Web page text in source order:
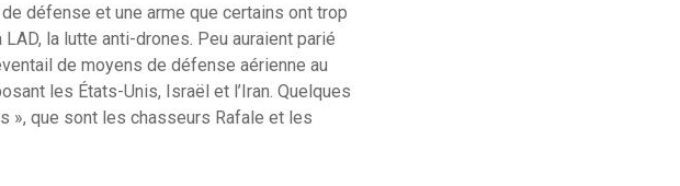
défense et une arme que certains ont trop
la lutte anti-drones. Peu auraient parié
de moyens de défense aérienne au
les États-Unis, Israël et l’Iran. Quelques
», que sont les chasseurs Rafale et les